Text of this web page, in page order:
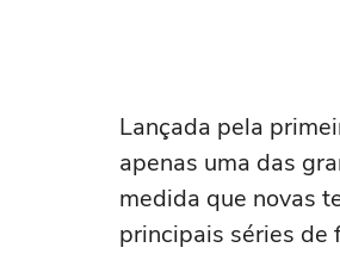
Lançada pela
apenas uma das
medida que novas
principais séries de